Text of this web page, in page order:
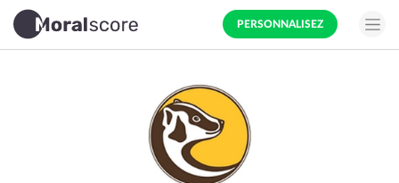
PERSONNALISEZ